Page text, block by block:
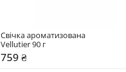
Свічка ароматизована
Vellutier 90 г
759 ₴